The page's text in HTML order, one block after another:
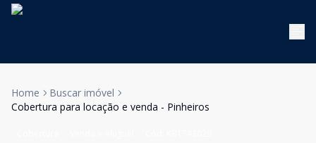
Home
Buscar imóvel
Cobertura para locação e venda - Pinheiros